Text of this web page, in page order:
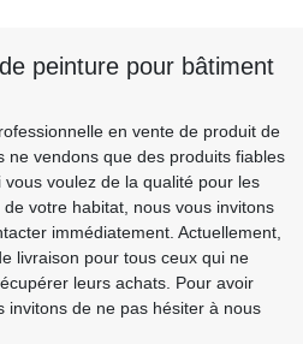
peinture pour bâtiment
en vente de produit de
ne vendons que des produits fiables
voulez de la qualité pour les
votre habitat, nous vous invitons
immédiatement. Actuellement,
livraison pour tous ceux qui ne
leurs achats. Pour avoir
invitons de ne pas hésiter à nous